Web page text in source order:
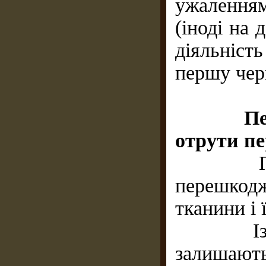
(іноді на
першу
Перша
отрути
Перш
тканини і
Із